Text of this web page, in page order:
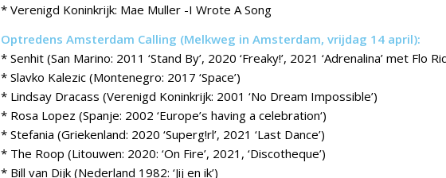
* Verenigd Koninkrijk: Mae Muller -I Wrote A Song
Optredens Amsterdam Calling (Melkweg in Amsterdam, vrijdag 14 april):
* Senhit (San Marino: 2011 ‘Stand By’, 2020 ‘Freaky!’, 2021 ‘Adrenalina’ met Flo
* Slavko Kalezic (Montenegro: 2017 ‘Space’)
* Lindsay Dracass (Verenigd Koninkrijk: 2001 ‘No Dream Impossible’)
* Rosa Lopez (Spanje: 2002 ‘Europe’s having a celebration‘)
* Stefania (Griekenland: 2020 ‘Superg!rl’, 2021 ‘Last Dance’)
* The Roop (Litouwen: 2020: ‘On Fire’, 2021, ‘Discotheque’)
* Bill van Dijk (Nederland 1982: ‘Jij en ik’)